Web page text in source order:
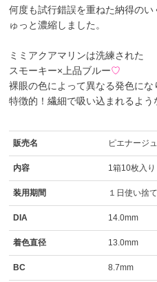
何度も試行錯誤を重ねた納得の
ゅっと濃縮しました。
ミミアクアマリンは洗練された
スモーキー×上品ブルー♡
裸眼の色によって異なる発色に
特徴的！繊細で吸い込まれるよう
販売名 ピエナージ
内容 1箱10枚入り
装用期間 １日使い捨
DIA 14.0mm
着色直径 13.0mm
BC 8.7mm